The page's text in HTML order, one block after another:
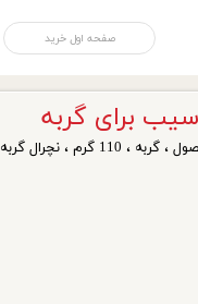
صفحه اول خرید
برای گربه
،گربه ، 110 گرم ،نچرال گربه